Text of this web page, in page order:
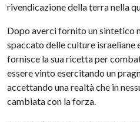
rivendicazione della terra nella
Dopo averci fornito un sintetico
spaccato delle culture israeliane
fornisce la sua ricetta per
essere vinto esercitando un
accettando una realtà che in
cambiata con la forza.